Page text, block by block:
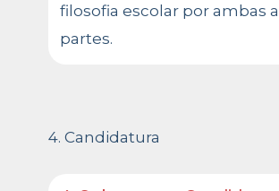
filosofia escolar por ambas
partes.
4. Candidatura